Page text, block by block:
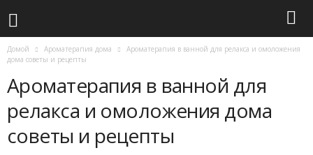
Домой Ароматерапия дома
Ароматерапия в ванной для релакса и омоложения
дома советы и рецепты
Ароматерапия в ванной для
релакса и омоложения дома
советы и рецепты